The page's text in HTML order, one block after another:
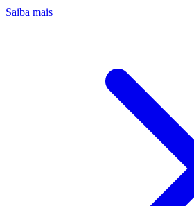
Saiba mais